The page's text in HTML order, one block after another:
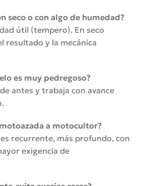
seco o con algo de humedad?
útil (tempero). En seco
resultado y la mecánica
es muy pedregoso?
antes y trabaja con avance
a motocultor?
recurrente, más profundo, con
exigencia de